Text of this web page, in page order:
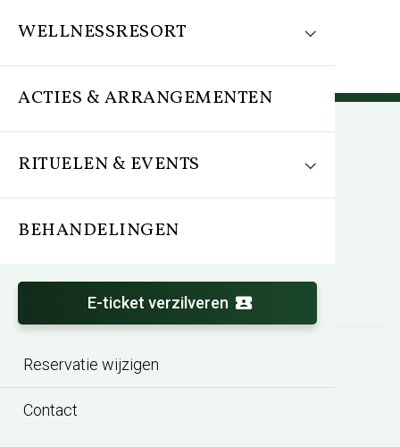
WELLNESSRESORT
ACTIES & ARRANGEMENTEN
RITUELEN & EVENTS
BEHANDELINGEN
E-ticket verzilveren
Reservatie wijzigen
Contact
Schrijf je nu in voor de
nieuwsbrief